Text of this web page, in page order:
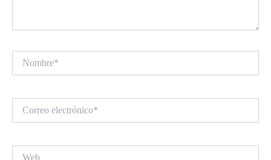
electrónico*